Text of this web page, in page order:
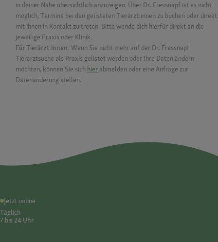
in deiner Nähe übersichtlich anzuzeigen. Über Dr. Fressnapf ist es nicht
möglich, Termine bei den gelisteten Tierärzt:innen zu buchen oder direkt
mit ihnen in Kontakt zu treten. Bitte wende dich hierfür direkt an die
jeweilige Praxis oder Klinik.
Für Tierärzt:innen: Wenn Sie nicht mehr auf der Dr. Fressnapf
Tierarztsuche als Praxis gelistet werden oder Ihre Daten ändern
möchten, können Sie sich hier abmelden oder eine Anfrage zur
Datenänderung stellen.
Jetzt online
Täglich
7 bis 24 Uhr